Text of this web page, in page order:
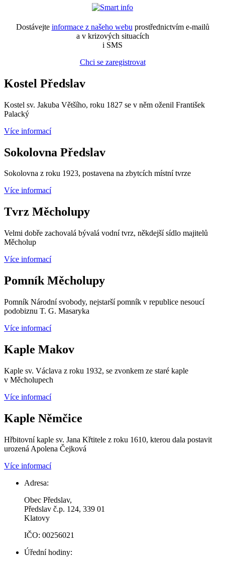
Dostávejte informace z našeho webu prostřednictvím e-mailů
a v krizových situacích
i SMS
Chci se zaregistrovat
Kostel Předslav
Kostel sv. Jakuba Většího, roku 1827 se v něm oženil František
Palacký
Více informací
Sokolovna Předslav
Sokolovna z roku 1923, postavena na zbytcích místní tvrze
Více informací
Tvrz Měcholupy
Velmi dobře zachovalá bývalá vodní tvrz, někdejší sídlo majitelů
Měcholup
Více informací
Pomník Měcholupy
Pomník Národní svobody, nejstarší pomník v republice nesoucí
podobiznu T. G. Masaryka
Více informací
Kaple Makov
Kaple sv. Václava z roku 1932, se zvonkem ze staré kaple
v Měcholupech
Více informací
Kaple Němčice
Hřbitovní kaple sv. Jana Křtitele z roku 1610, kterou dala postavit
urozená Apolena Čejková
Více informací
Adresa:
Obec Předslav,
Předslav č.p. 124, 339 01
Klatovy
IČO: 00256021
Úřední hodiny: